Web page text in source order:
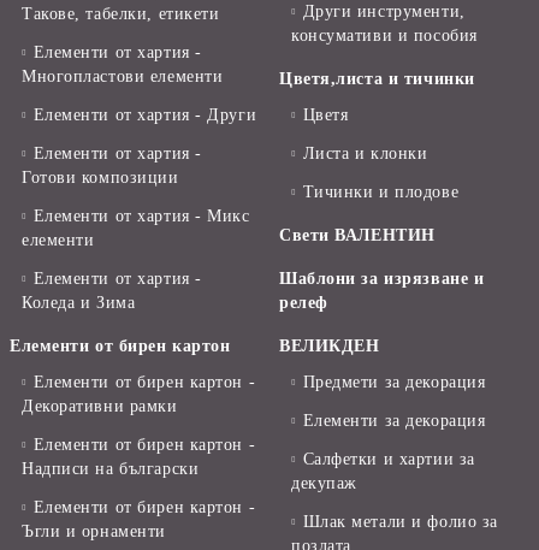
Такове, табелки, етикети
Елементи от хартия -
Многопластови елементи
Елементи от хартия - Други
Елементи от хартия -
Готови композиции
Елементи от хартия - Микс
елементи
Елементи от хартия -
Коледа и Зима
Елементи от бирен картон
Елементи от бирен картон -
Декоративни рамки
Елементи от бирен картон -
Надписи на български
Елементи от бирен картон -
Ъгли и орнаменти
Други инструменти,
консумативи и пособия
Цветя,листа и тичинки
Цветя
Листа и клонки
Тичинки и плодове
Свети ВАЛЕНТИН
Шаблони за изрязване и
релеф
ВЕЛИКДЕН
Предмети за декорация
Елементи за декорация
Салфетки и хартии за
декупаж
Шлак метали и фолио за
позлата